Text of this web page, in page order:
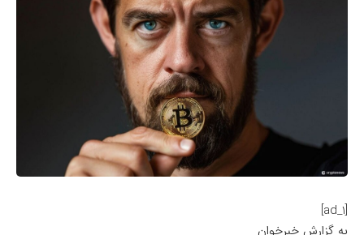
[ad_1]
به گزارش خبرخوان